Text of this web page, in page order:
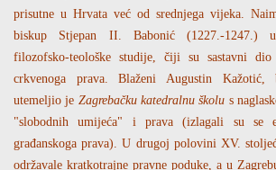
prisutne u Hrvata već od srednjega vijeka.
biskup Stjepan II. Babonić (1227.-1247.)
filozofsko-teološke studije, čiji su sastavni
crkvenoga prava. Blaženi Augustin Kažotić,
utemeljio je Zagrebačku katedralnu školu s
"slobodnih umijeća" i prava (izlagali su se
građanskoga prava). U drugoj polovini XV.
održavale kratkotrajne pravne poduke, a u